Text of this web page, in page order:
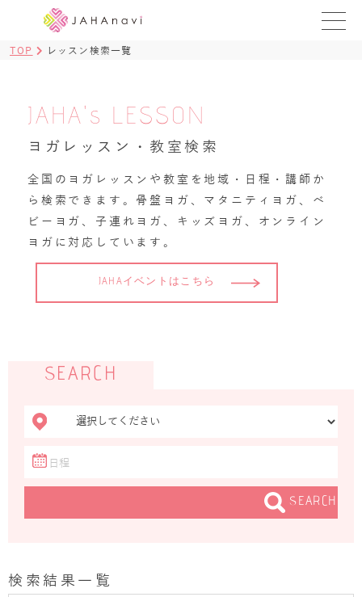
BLOG
ヨガ資格講座
ログイン
JAHAYOGA
TOP レッスン検索一覧
JAHA's LESSON
ヨガレッスン・教室検索
全国のヨガレッスンや教室を地域・日程・講師か
ら検索できます。骨盤ヨガ、マタニティヨガ、ベ
ビーヨガ、子連れヨガ、キッズヨガ、オンライン
ヨガに対応しています。
JAHAイベントはこちら
SEARCH
SEARCH
検索結果一覧